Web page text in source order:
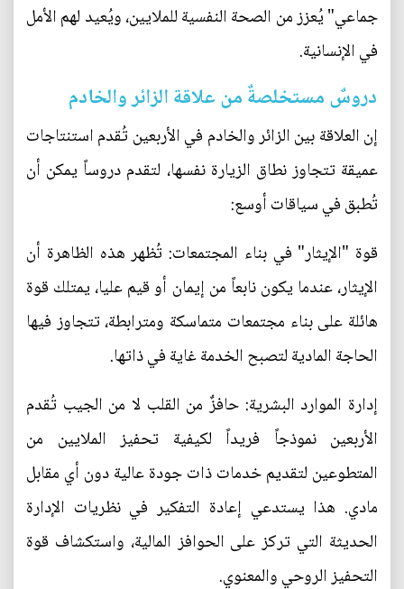
جماعي" يُعزز من الصحة النفسية للملايين، ويُعيد لهم الأمل
في الإنسانية.
دروسٌ مستخلصةٌ من علاقة الزائر والخادم
إن العلاقة بين الزائر والخادم في الأربعين تُقدم استنتاجات
عميقة تتجاوز نطاق الزيارة نفسها، لتقدم دروساً يمكن أن
تُطبق في سياقات أوسع:
قوة "الإيثار" في بناء المجتمعات: تُظهر هذه الظاهرة أن
الإيثار، عندما يكون نابعاً من إيمان أو قيم عليا، يمتلك قوة
هائلة على بناء مجتمعات متماسكة ومترابطة، تتجاوز فيها
الحاجة المادية لتصبح الخدمة غاية في ذاتها.
إدارة الموارد البشرية: حافزٌ من القلب لا من الجيب تُقدم
الأربعين نموذجاً فريداً لكيفية تحفيز الملايين من
المتطوعين لتقديم خدمات ذات جودة عالية دون أي مقابل
مادي. هذا يستدعي إعادة التفكير في نظريات الإدارة
الحديثة التي تركز على الحوافز المالية، واستكشاف قوة
التحفيز الروحي والمعنوي.